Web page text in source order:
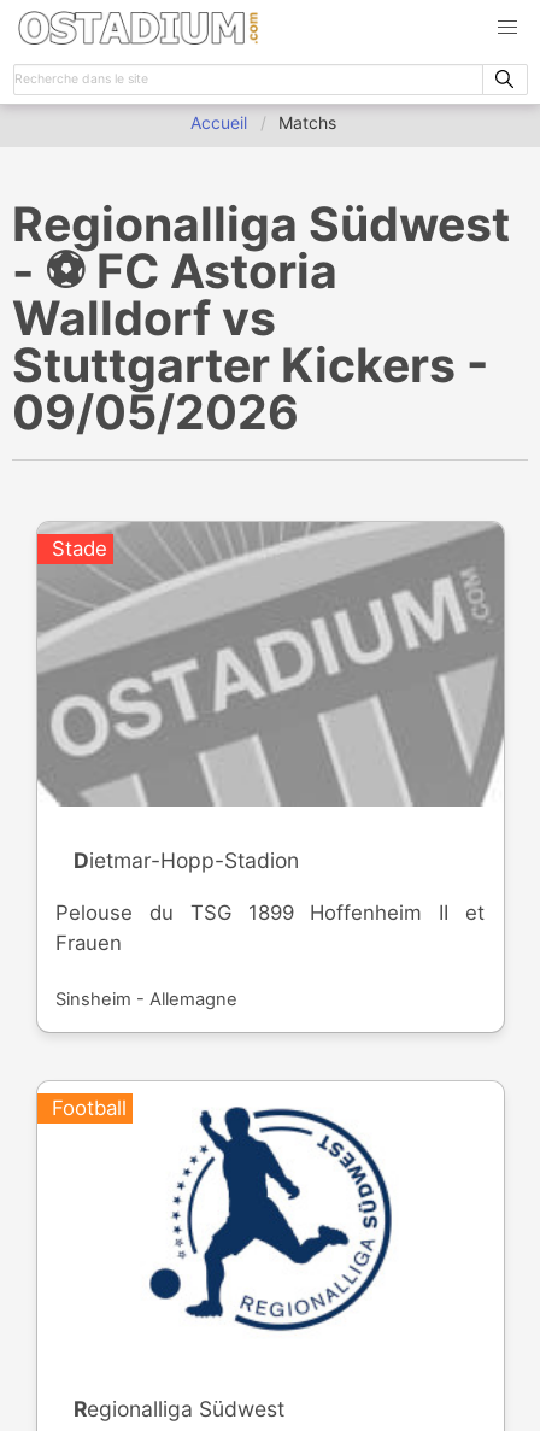
Accueil Matchs
Regionalliga Südwest
- ⚽️ FC Astoria
Walldorf vs
Stuttgarter Kickers -
09/05/2026
Stade
Dietmar-Hopp-Stadion
Pelouse du TSG 1899 Hoffenheim II et
Frauen
Sinsheim - Allemagne
Football
Regionalliga Südwest